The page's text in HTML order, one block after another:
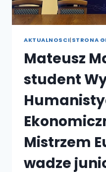
AKTUALNOSCI|STRONA
Mateusz
student
Mistrzem
wadze